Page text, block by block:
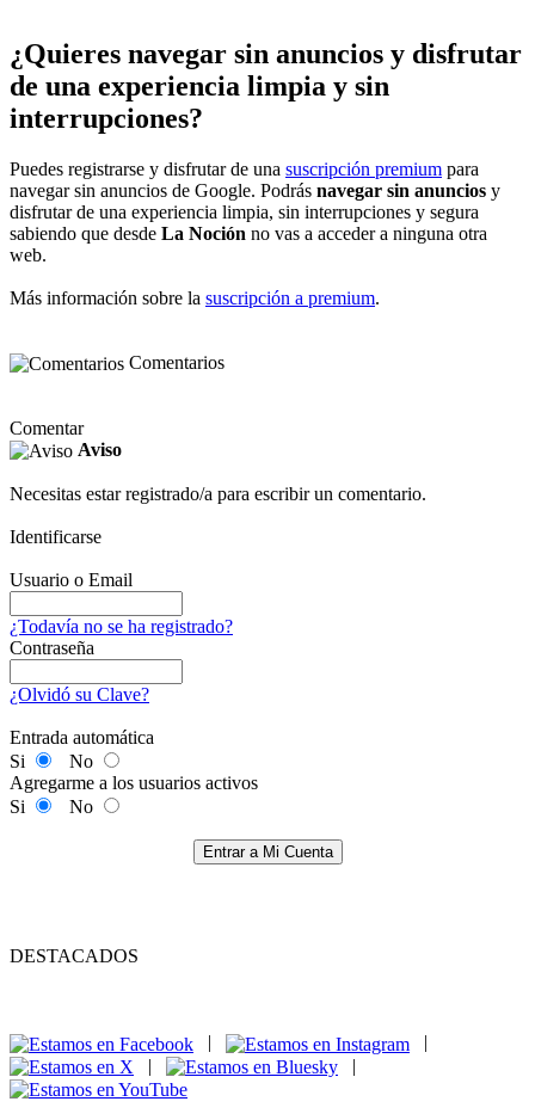
¿Quieres navegar sin anuncios y disfrutar
de una experiencia limpia y sin
interrupciones?
Puedes registrarse y disfrutar de una suscripción premium para
navegar sin anuncios de Google. Podrás navegar sin anuncios y
disfrutar de una experiencia limpia, sin interrupciones y segura
sabiendo que desde La Noción no vas a acceder a ninguna otra
web.
Más información sobre la suscripción a premium.
Comentarios
Comentar
Aviso
Necesitas estar registrado/a para escribir un comentario.
Identificarse
Usuario o Email
¿Todavía no se ha registrado?
Contraseña
¿Olvidó su Clave?
Entrada automática
Si
No
Agregarme a los usuarios activos
Si
No
Entrar a Mi Cuenta
DESTACADOS
|
|